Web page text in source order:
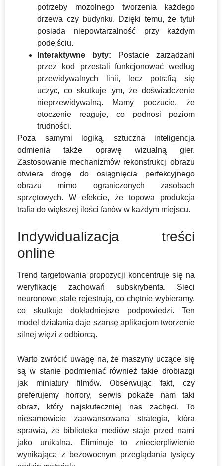
potrzeby mozolnego tworzenia każdego
drzewa czy budynku. Dzięki temu, że tytuł
posiada niepowtarzalność przy każdym
podejściu.
Interaktywne byty:
Postacie zarządzani
przez kod przestali funkcjonować według
przewidywalnych linii, lecz potrafią się
uczyć, co skutkuje tym, że doświadczenie
nieprzewidywalną. Mamy poczucie, że
otoczenie reaguje, co podnosi poziom
trudności.
Poza samymi logiką, sztuczna inteligencja
odmienia także oprawę wizualną gier.
Zastosowanie mechanizmów rekonstrukcji obrazu
otwiera drogę do osiągnięcia perfekcyjnego
obrazu mimo ograniczonych zasobach
sprzętowych. W efekcie, że topowa produkcja
trafia do większej ilości fanów w każdym miejscu.
Indywidualizacja treści
online
Trend targetowania propozycji koncentruje się na
weryfikację zachowań subskrybenta. Sieci
neuronowe stale rejestrują, co chętnie wybieramy,
co skutkuje dokładniejsze podpowiedzi. Ten
model działania daje szansę aplikacjom tworzenie
silnej więzi z odbiorcą.
Warto zwrócić uwagę na, że maszyny uczące się
są w stanie podmieniać również takie drobiazgi
jak miniatury filmów. Obserwując fakt, czy
preferujemy horrory, serwis pokaże nam taki
obraz, który najskuteczniej nas zachęci. To
niesamowicie zaawansowana strategia, która
sprawia, że biblioteka mediów staje przed nami
jako unikalna. Eliminuje to zniecierpliwienie
wynikającą z bezowocnym przeglądania tysięcy